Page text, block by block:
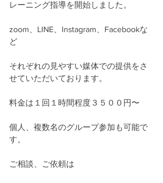
レーニング指導を開始しました。
zoom、LINE、Instagram、Facebookな
ど
それぞれの見やすい媒体での提供をさ
せていただいております。
料金は１回１時間程度３５００円〜
個人、複数名のグループ参加も可能で
す。
ご相談、ご依頼は